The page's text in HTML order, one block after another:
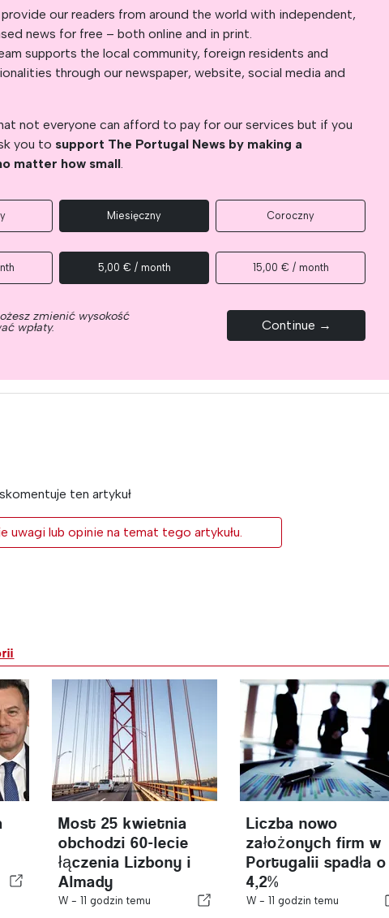
our readers from around the world with independent,
news for free – both online and in print.
supports the local community, foreign residents and
through our newspaper, website, social media and
not everyone can afford to pay for our services but if you
you to support The Portugal News by making a
matter how small.
Miesięczny Coroczny
5,00 € / month 15,00 € / month
zmienić wysokość
wpłaty. Continue →
ten artykuł
uwagi lub opinie na temat tego artykułu.
Most 25 kwietnia
obchodzi 60-lecie
łączenia Lizbony i
Almady
W -11 godzin temu
Liczba nowo
założonych firm w
Portugalii spadła o
4,2%
W - 11 godzin temu